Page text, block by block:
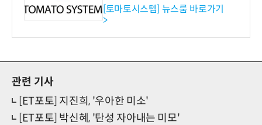
기관·보험사 공략”
[토마토시스템] 뉴스룸 바로가기
>
관련 기사
[ET포토] 지진희, '우아한 미소'
[ET포토] 박신혜, '탄성 자아내는 미모'